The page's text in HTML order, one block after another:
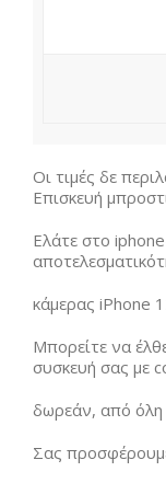
Οι τιμές δε
Επισκευή
Ελάτε στο
κάμερας iPhone
Μπορείτε να
συσκευή σας με
δωρεάν, από όλη
Σας